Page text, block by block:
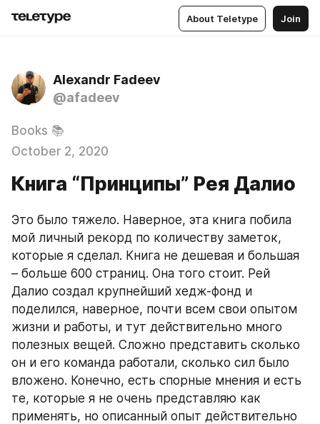
About Teletype Join
Alexandr Fadeev
@afadeev
Books 📚
October 2, 2020
Книга “Принципы” Рея Далио
Это было тяжело. Наверное, эта книга побила
мой личный рекорд по количеству заметок,
которые я сделал. Книга не дешевая и большая
– больше 600 страниц. Она того стоит. Рей
Далио создал крупнейший хедж-фонд и
поделился, наверное, почти всем свои опытом
жизни и работы, и тут действительно много
полезных вещей. Сложно представить сколько
он и его команда работали, сколько сил было
вложено. Конечно, есть спорные мнения и есть
те, которые я не очень представляю как
применять, но описанный опыт действительно